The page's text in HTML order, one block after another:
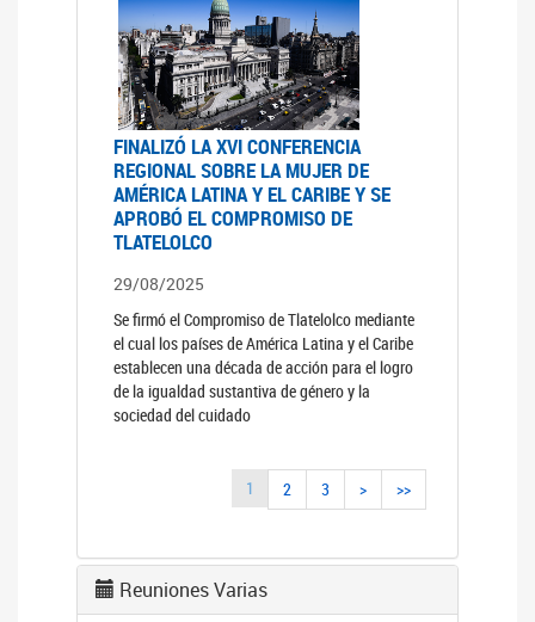
FINALIZÓ LA XVI CONFERENCIA
REGIONAL SOBRE LA MUJER DE
AMÉRICA LATINA Y EL CARIBE Y SE
APROBÓ EL COMPROMISO DE
TLATELOLCO
29/08/2025
Se firmó el Compromiso de Tlatelolco mediante
el cual los países de América Latina y el Caribe
establecen una década de acción para el logro
de la igualdad sustantiva de género y la
sociedad del cuidado
1 2 3 > >>
Reuniones Varias